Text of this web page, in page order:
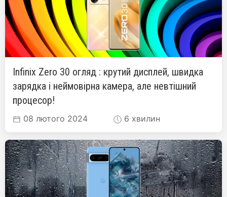
Infinix Zero 30 огляд : крутий дисплей, швидка
зарядка і неймовірна камера, але невтішний
процесор!
08 лютого 2024 6 хвилин